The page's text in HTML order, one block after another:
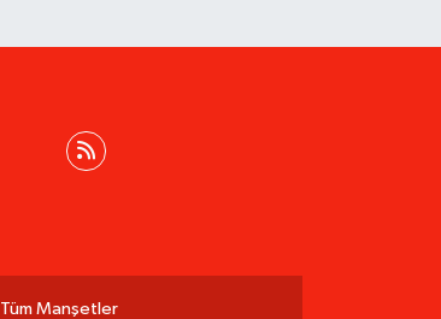
Tüm Manşetler